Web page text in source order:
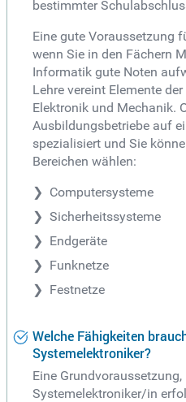
bestimmter
Eine gute Voraussetzung
wenn Sie in den Fächern
Informatik gute Noten
Lehre vereint Elemente
Elektronik und Mechanik.
Ausbildungsbetriebe auf
spezialisiert und Sie
Bereichen wählen:
Computersysteme
Sicherheitssysteme
Endgeräte
Funknetze
Festnetze
Welche Fähigkeiten
Systemelektroniker?
Eine
Systemelektroniker/in